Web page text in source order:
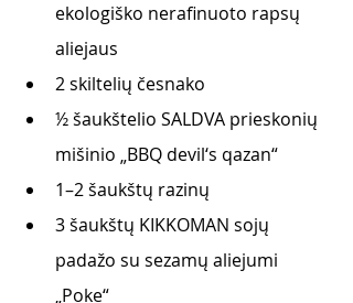
ekologiško nerafinuoto rapsų
aliejaus
2 skiltelių česnako
½ šaukštelio SALDVA prieskonių
mišinio „BBQ devil‘s qazan“
1–2 šaukštų razinų
3 šaukštų KIKKOMAN sojų
padažo su sezamų aliejumi
„Poke“